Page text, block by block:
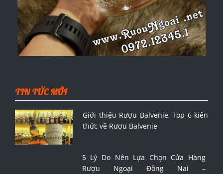
TIN TỨC MỚI
Giới thiệu Rượu Balvenie, Top 6 kiến
thức về Rượu Balvenie
5 Lý Do Nên Lựa Chọn Cửa Hàng
Rượu Ngoại Đồng Nai –